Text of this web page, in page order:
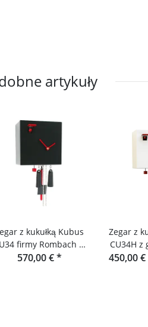
artykuły
z kukułką Kubus
firmy Rombach &
Haas
570,00 €*
Zegar z
CU34H z głową jelenia
firmy
450,00 €